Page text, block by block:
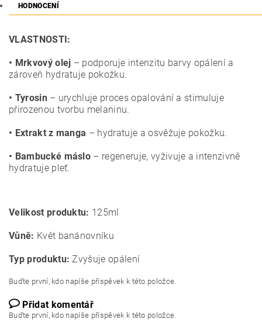
HODNOCENÍ
VLASTNOSTI:
• Mrkvový olej – podporuje intenzitu barvy opálení a
zároveň hydratuje pokožku.
• Tyrosin – urychluje proces opalování a stimuluje
přirozenou tvorbu melaninu.
• Extrakt z manga – hydratuje a osvěžuje pokožku.
• Bambucké máslo – regeneruje, vyživuje a intenzivně
hydratuje pleť.
Velikost produktu: 125ml
Vůně: Květ banánovníku
Typ produktu: Zvyšuje opálení
Buďte první, kdo napíše příspěvek k této položce.
Přidat komentář
Buďte první, kdo napíše příspěvek k této položce.